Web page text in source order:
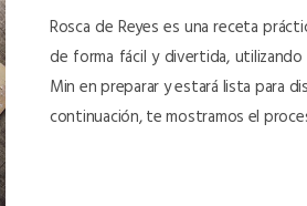
Rosca de Reyes es una receta
de forma fácil y divertida,
Min en preparar y estará lista para
continuación, te mostramos el